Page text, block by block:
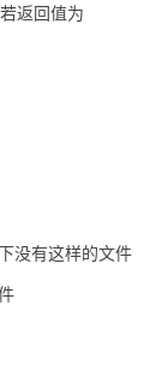
返回值为